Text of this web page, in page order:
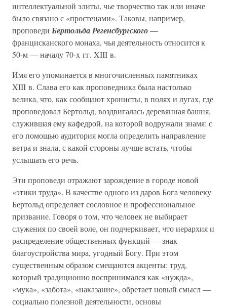
интеллектуальной элиты, чье творчество так или иначе
было связано с «простецами». Таковы, например,
проповеди Бертольда Регенсбургского—
францисканского монаха, чья деятельность относится к
50-м — началу 70-х гг. XIII в.
Имя его упоминается в многочисленных памятниках
XIII в. Слава его как проповедника была настолько
велика, что, как сообщают хронисты, в полях и лугах, где
проповедовал Бертольд, воздвигалась деревянная башня,
служившая ему кафедрой, на которой водружали знамя: с
его помощью аудитория могла определить направление
ветра и знала, с какой стороны лучше встать, чтобы
услышать его речь.
Эти проповеди отражают зарождение в городе новой
«этики труда». В качестве одного из даров Бога человеку
Бертольд определяет сословное и профессиональное
призвание. Говоря о том, что человек не выбирает
служения по своей воле, он подчеркивает, что иерархия и
распределение общественных функций — знак
благоустройства мира, угодный Богу. При этом
существенным образом смещаются акценты: труд,
который традиционно воспринимался как «нужда»,
«мука», «забота», «наказание», обретает новый смысл —
социально полезной деятельности, основы